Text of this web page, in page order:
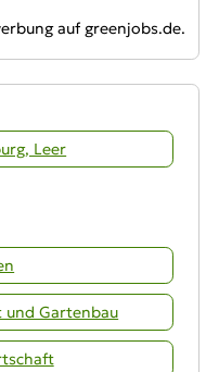
auf greenjobs.de.
Leer
Gartenbau